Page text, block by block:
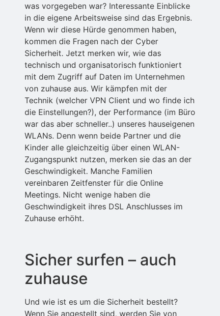
was vorgegeben war? Interessante Einblicke
in die eigene Arbeitsweise sind das Ergebnis.
Wenn wir diese Hürde genommen haben,
kommen die Fragen nach der Cyber
Sicherheit. Jetzt merken wir, wie das
technisch und organisatorisch funktioniert
mit dem Zugriff auf Daten im Unternehmen
von zuhause aus. Wir kämpfen mit der
Technik (welcher VPN Client und wo finde ich
die Einstellungen?), der Performance (im Büro
war das aber schneller..) unseres hauseigenen
WLANs. Denn wenn beide Partner und die
Kinder alle gleichzeitig über einen WLAN-
Zugangspunkt nutzen, merken sie das an der
Geschwindigkeit. Manche Familien
vereinbaren Zeitfenster für die Online
Meetings. Nicht wenige haben die
Geschwindigkeit ihres DSL Anschlusses im
Zuhause erhöht.
Sicher surfen – auch
zuhause
Und wie ist es um die Sicherheit bestellt?
Wenn Sie angestellt sind, werden Sie von